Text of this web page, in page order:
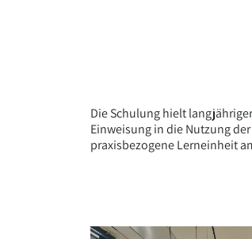
Die Schulung hielt
Einweisung in die Nutzung
praxisbezogene Lerneinheit